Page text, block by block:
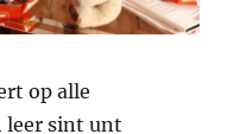
op alle
leer sint unt